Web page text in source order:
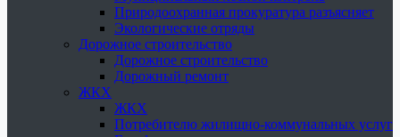
Природоохранная прокуратура разъясняет
Экологические отряды
Дорожное строительство
Дорожное строительство
Дорожный ремонт
ЖКХ
ЖКХ
Потребителю жилищно-коммунальных услуг